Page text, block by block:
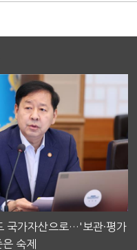
국가자산으로…'보관·평가
숙제